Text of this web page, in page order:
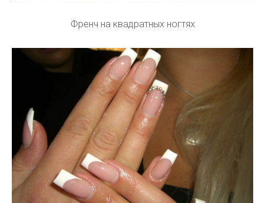
Френч на квадратных ногтях